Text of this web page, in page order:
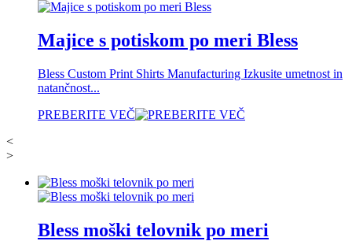
Majice s potiskom po meri Bless
Bless Custom Print Shirts Manufacturing Izkusite umetnost in
natančnost...
PREBERITE VEČ
<
>
Bless moški telovnik po meri